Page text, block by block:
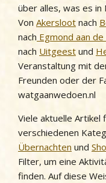
über alles, was es
Von Akersloot nach
nach Egmond aan
nach Uitgeest und
Veranstaltung mit
Freunden oder der
watgaanwedoen.nl
Viele aktuelle Artikel
verschiedenen
Übernachten und
Filter, um eine
finden. Auf diese